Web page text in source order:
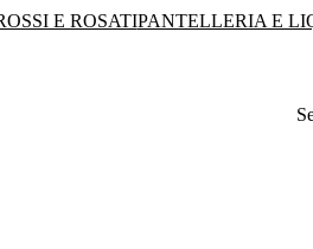
E ROSATIPANTELLERIA E